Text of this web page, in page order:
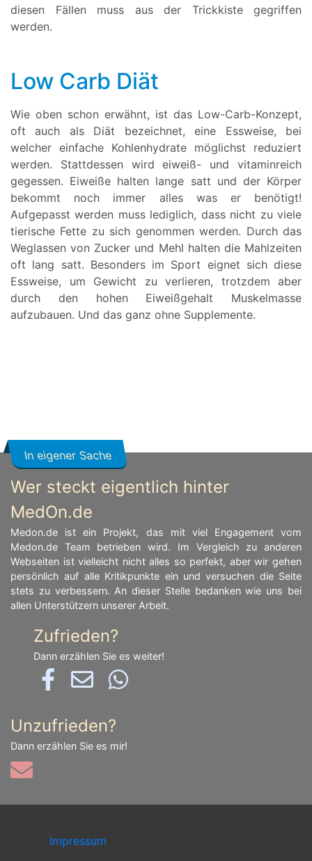
diesen Fällen muss aus der Trickkiste gegriffen
werden.
Low Carb Diät
Wie oben schon erwähnt, ist das Low-Carb-Konzept,
oft auch als Diät bezeichnet, eine Essweise, bei
welcher einfache Kohlenhydrate möglichst reduziert
werden. Stattdessen wird eiweiß- und vitaminreich
gegessen. Eiweiße halten lange satt und der Körper
bekommt noch immer alles was er benötigt!
Aufgepasst werden muss lediglich, dass nicht zu viele
tierische Fette zu sich genommen werden. Durch das
Weglassen von Zucker und Mehl halten die Mahlzeiten
oft lang satt. Besonders im Sport eignet sich diese
Essweise, um Gewicht zu verlieren, trotzdem aber
durch den hohen Eiweißgehalt Muskelmasse
aufzubauen. Und das ganz ohne Supplemente.
In eigener Sache
Wer steckt eigentlich hinter
MedOn.de
Medon.de ist ein Projekt, das mit viel Engagement vom
Medon.de Team betrieben wird. Im Vergleich zu anderen
Webseiten ist vielleicht nicht alles so perfekt, aber wir gehen
persönlich auf alle Kritikpunkte ein und versuchen die Seite
stets zu verbessern. An dieser Stelle bedanken wie uns bei
allen Unterstützern unserer Arbeit.
Zufrieden?
Dann erzählen Sie es weiter!
Unzufrieden?
Dann erzählen Sie es mir!
Impressum